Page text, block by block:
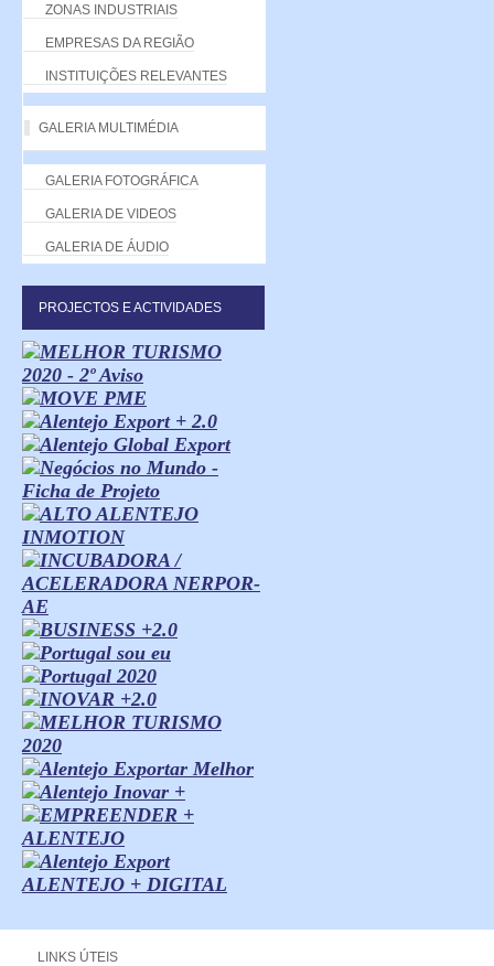
ZONAS INDUSTRIAIS
EMPRESAS DA REGIÃO
INSTITUIÇÕES RELEVANTES
GALERIA MULTIMÉDIA
GALERIA FOTOGRÁFICA
GALERIA DE VIDEOS
GALERIA DE ÁUDIO
PROJECTOS E ACTIVIDADES
ALENTEJO + DIGITAL
LINKS ÚTEIS